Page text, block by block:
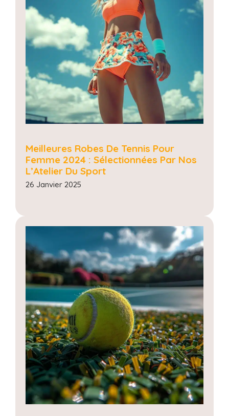
Meilleures Robes De Tennis Pour
Femme 2024 : Sélectionnées Par Nos
L’Atelier Du Sport
26 Janvier 2025